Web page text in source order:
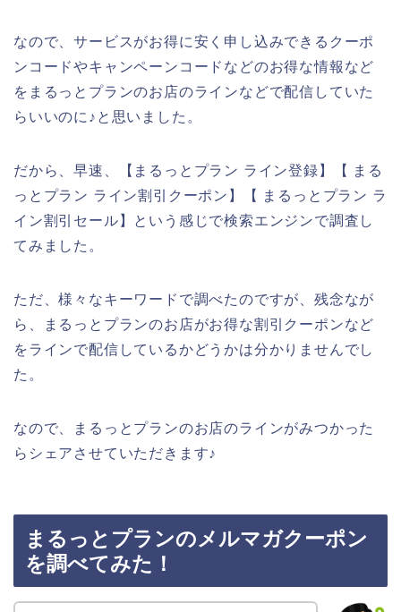
なので、サービスがお得に安く申し込みできるクーポ
ンコードやキャンペーンコードなどのお得な情報など
をまるっとプランのお店のラインなどで配信していた
らいいのに♪と思いました。
だから、早速、【まるっとプラン ライン登録】【 まる
っとプラン ライン割引クーポン】【 まるっとプラン ラ
イン割引セール】という感じで検索エンジンで調査し
てみました。
ただ、様々なキーワードで調べたのですが、残念なが
ら、まるっとプランのお店がお得な割引クーポンなど
をラインで配信しているかどうかは分かりませんでし
た。
なので、まるっとプランのお店のラインがみつかった
らシェアさせていただきます♪
まるっとプランのメルマガクーポン
を調べてみた！